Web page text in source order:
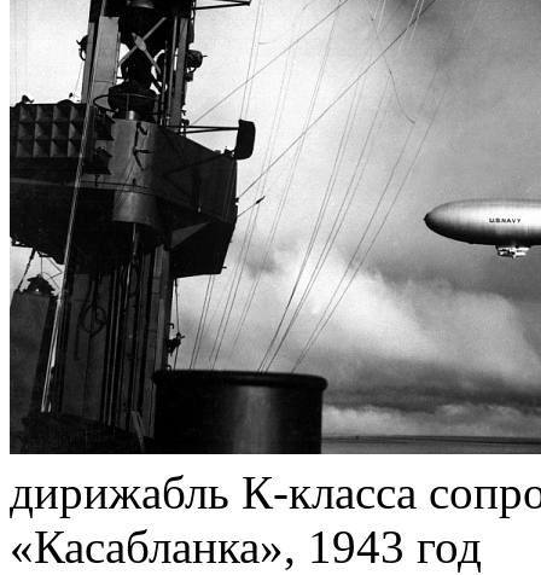
дирижабль К-класса
«Касабланка», 1943 год